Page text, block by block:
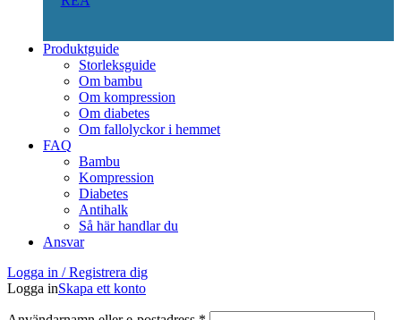
Produktguide
Storleksguide
Om bambu
Om kompression
Om diabetes
Om fallolyckor i hemmet
FAQ
Bambu
Kompression
Diabetes
Antihalk
Så här handlar du
Ansvar
Logga in / Registrera dig
Logga inSkapa ett konto